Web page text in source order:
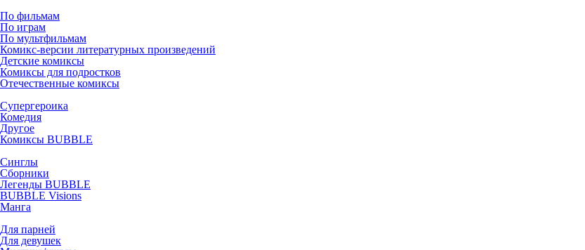
По фильмам
По играм
По мультфильмам
Комикс-версии литературных произведений
Детские комиксы
Комиксы для подростков
Отечественные комиксы
Супергероика
Комедия
Другое
Комиксы BUBBLE
Синглы
Сборники
Легенды BUBBLE
BUBBLE Visions
Манга
Для парней
Для девушек